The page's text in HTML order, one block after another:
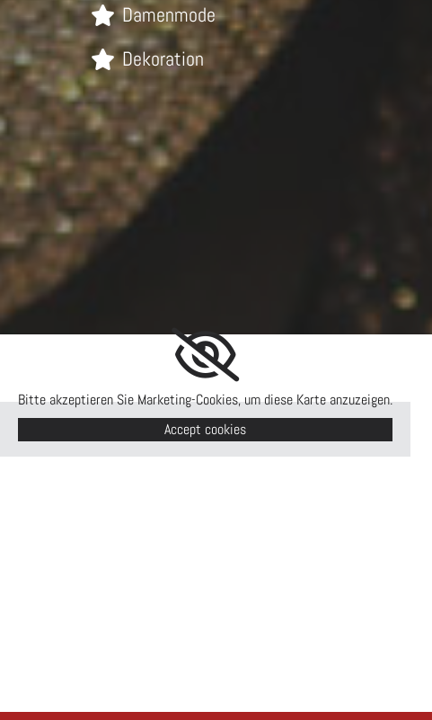
Damenmode
Dekoration
Bitte akzeptieren Sie Marketing-Cookies, um diese Karte anzuzeigen.
Accept cookies